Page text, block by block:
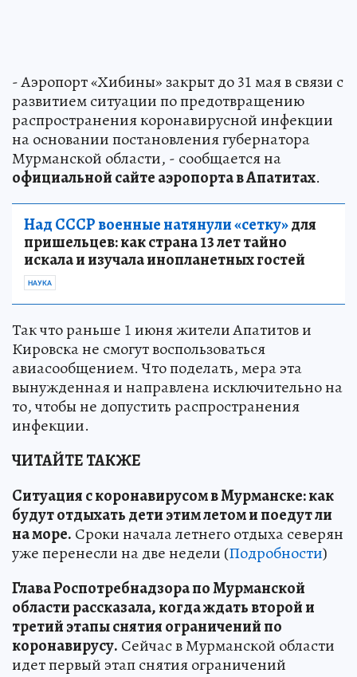
- Аэропорт «Хибины» закрыт до 31 мая в связи с
развитием ситуации по предотвращению
распространения коронавирусной инфекции
на основании постановления губернатора
Мурманской области, - сообщается на
официальной сайте аэропорта в Апатитах.
Над СССР военные натянули «сетку»для
пришельцев: как страна 13 лет тайно
искала и изучала инопланетных гостей
НАУКА
Так что раньше 1 июня жители Апатитов и
Кировска не смогут воспользоваться
авиасообщением. Что поделать, мера эта
вынужденная и направлена исключительно на
то, чтобы не допустить распространения
инфекции.
ЧИТАЙТЕ ТАКЖЕ
Ситуация с коронавирусом в Мурманске: как
будут отдыхать дети этим летом и поедут ли
на море. Сроки начала летнего отдыха северян
уже перенесли на две недели (Подробности)
Глава Роспотребнадзора по Мурманской
области рассказала, когда ждать второй и
третий этапы снятия ограничений по
коронавирусу. Сейчас в Мурманской области
идет первый этап снятия ограничений